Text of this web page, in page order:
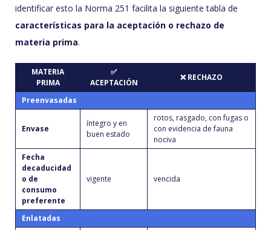
identificar esto la Norma 251 facilita la siguiente tabla de
características para la aceptación o rechazo de
materia prima.
MATERIA
PRIMA
✅
ACEPTACIÓN
❌ RECHAZO
Preenvasadas
Envase
íntegro y en
buen estado
rotos, rasgado, con fugas o
con evidencia de fauna
nociva
Fecha
decaducidad
o de
consumo
preferente
vigente vencida
Enlatadas